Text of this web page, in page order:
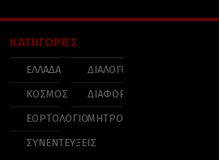
ΚΑΤΗΓΟΡΙΕΣ
ΕΛΛΑΔΑ
ΚΟΣΜΟΣ
ΕΟΡΤΟΛΟΓΙΟ
ΣΥΝΕΝΤΕΥΞΕΙΣ
ΔΙΑΛΟΓΟΣ
ΔΙΑΦΟΡΑ
ΜΗΤΡΟΠΟΛΕΙΣ